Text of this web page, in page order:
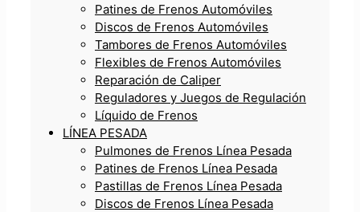
Patines de Frenos Automóviles
Discos de Frenos Automóviles
Tambores de Frenos Automóviles
Flexibles de Frenos Automóviles
Reparación de Caliper
Reguladores y Juegos de Regulación
Líquido de Frenos
LÍNEA PESADA
Pulmones de Frenos Línea Pesada
Patines de Frenos Línea Pesada
Pastillas de Frenos Línea Pesada
Discos de Frenos Línea Pesada